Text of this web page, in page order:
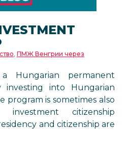
, ПМЖ Венгрии через
Hungarian permanent
into Hungarian
program is sometimes also
investment citizenship
and citizenship are